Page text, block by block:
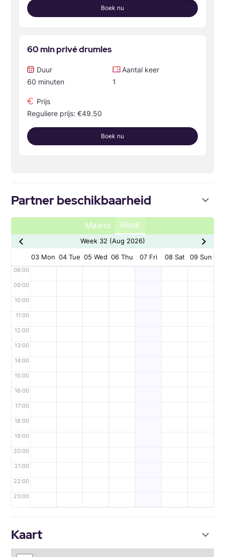
Boek nu
60 min privé drumles
Duur
60 minuten
Aantal keer
1
Prijs
Reguliere prijs: €49.50
Boek nu
Partner beschikbaarheid
Maand Week
Week 32 (Aug 2026)
03 Mon 04 Tue 05 Wed 06 Thu 07 Fri 08 Sat 09 Sun
08:00
09:00
10:00
11:00
12:00
13:00
14:00
15:00
16:00
17:00
18:00
19:00
20:00
21:00
22:00
23:00
Kaart